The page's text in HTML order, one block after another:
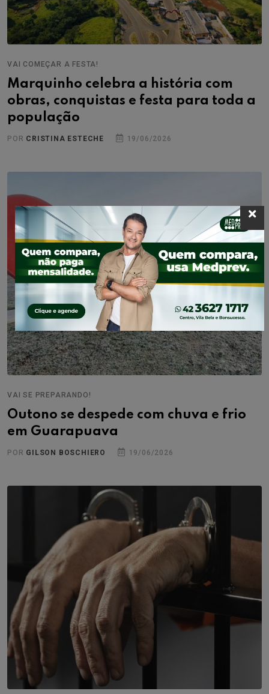
VAI COMEÇAR A FESTA!
Marquinho celebra a história com
obras, conquistas e festa para toda a
população
POR CRISTINA ESTECHE 19/06/2026
VAI SE PREPARANDO!
Outono se despede com chuva e frio
em Guarapuava
POR GILSON BOSCHIERO 19/06/2026